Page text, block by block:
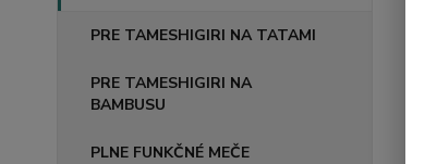
PRE TAMESHIGIRI NA TATAMI
PRE TAMESHIGIRI NA
BAMBUSU
PLNE FUNKČNÉ MEČE